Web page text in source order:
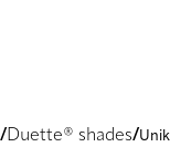
Duette® shades
Unik